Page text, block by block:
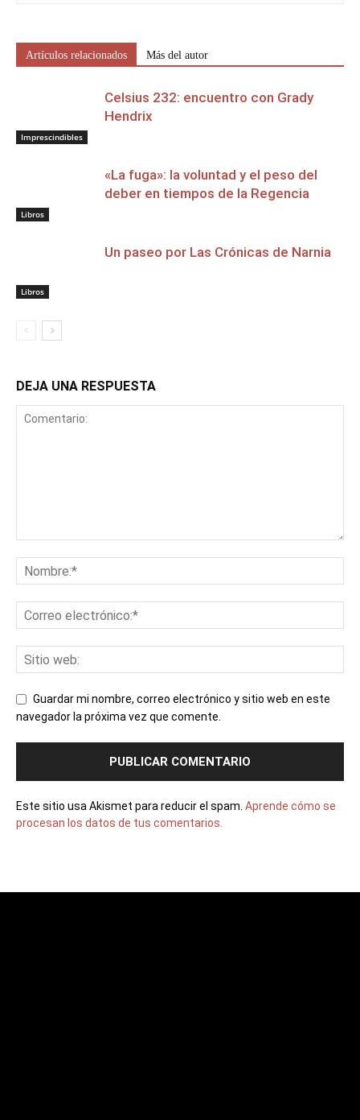
Artículos relacionados Más del autor
Imprescindibles
Celsius 232: encuentro con Grady
Hendrix
Libros
«La fuga»: la voluntad y el peso del
deber en tiempos de la Regencia
Libros
Un paseo por Las Crónicas de Narnia
DEJA UNA RESPUESTA
Guardar mi nombre, correo electrónico y sitio web en este
navegador la próxima vez que comente.
Este sitio usa Akismet para reducir el spam. Aprende cómo se
procesan los datos de tus comentarios.